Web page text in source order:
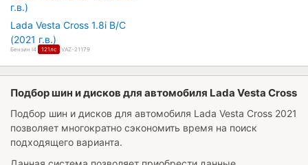
г.в.)
Lada Vesta Cross 1.8i B/C
(2021 г.в.)
Бензин I4 121лс VAZ-21179
Подбор шин и дисков для автомобиля Lada Vesta Cross
Подбор шин и дисков для автомобиля Lada Vesta Cross 2021
позволяет многократно сэкономить время на поиск
подходящего варианта.